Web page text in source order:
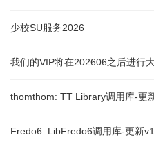
少校SU服务2026
我们的VIP将在202606之后进行
thomthom: TT Library调用库-更
Fredo6: LibFredo6调用库-更新